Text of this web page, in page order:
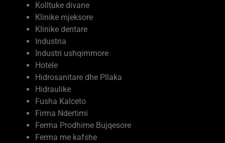
Kolltuke divane
Klinike mjeksore
Klinike dentare
Industria
Industri ushqimmore
Hotele
Hidrosanitare dhe Pllaka
Hidraulike
Fusha Kalceto
Firma Ndertimi
Ferma Prodhime Bujqesore
Ferma me kafshe